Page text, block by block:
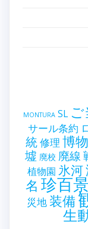
MONTURA SL
サール条約
統修理 博
墟 廃校 廃線
植物園 氷河
名 珍百景
災地 装備
生